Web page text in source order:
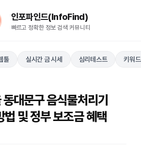
인포파인드(InfoFind)​​​​
빠르고 정확한 정보 검색 커뮤니티
툴 실시간 금 시세 심리테스트 키워
대문구 음식물처리기
법 및 정부 보조금 혜택